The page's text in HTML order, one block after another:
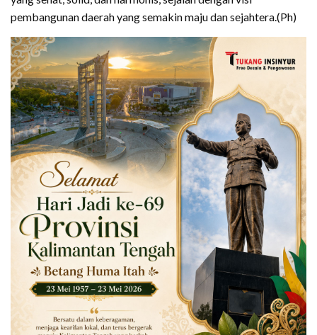
pembangunan daerah yang semakin maju dan sejahtera.(Ph)